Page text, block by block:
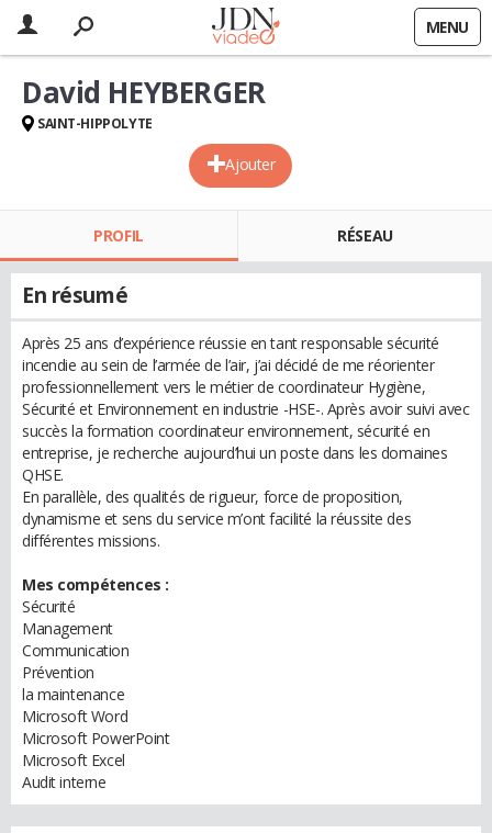
MENU
Ajouter
David HEYBERGER
SAINT-HIPPOLYTE
PROFIL RÉSEAU
En résumé
Après 25 ans d’expérience réussie en tant responsable sécurité
incendie au sein de l’armée de l’air, j’ai décidé de me réorienter
professionnellement vers le métier de coordinateur Hygiène,
Sécurité et Environnement en industrie -HSE-. Après avoir suivi avec
succès la formation coordinateur environnement, sécurité en
entreprise, je recherche aujourd’hui un poste dans les domaines
QHSE.
En parallèle, des qualités de rigueur, force de proposition,
dynamisme et sens du service m’ont facilité la réussite des
différentes missions.
Mes compétences :
Sécurité
Management
Communication
Prévention
la maintenance
Microsoft Word
Microsoft PowerPoint
Microsoft Excel
Audit interne